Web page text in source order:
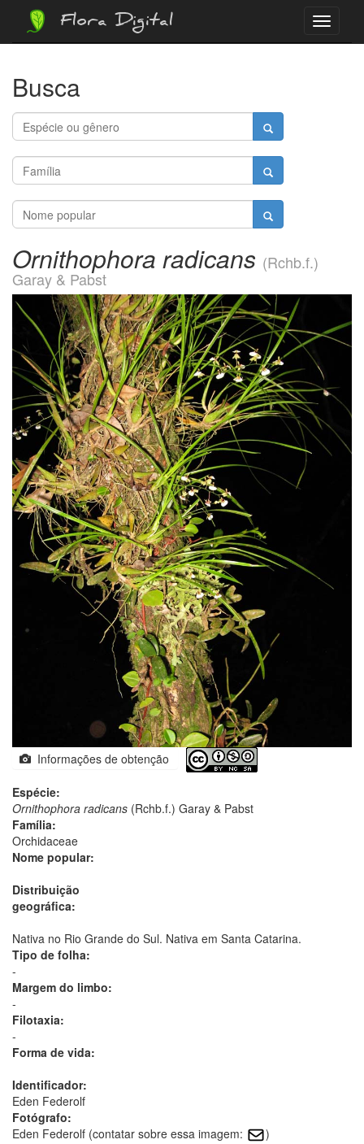
Menu
Flora Digital
Busca
Ornithophora radicans (Rchb.f.)
Garay & Pabst
Informações de obtenção
Espécie:
Ornithophora radicans (Rchb.f.) Garay & Pabst
Família:
Orchidaceae
Nome popular:
Distribuição
geográfica:
Nativa no Rio Grande do Sul. Nativa em Santa Catarina.
Tipo de folha:
-
Margem do limbo:
-
Filotaxia:
-
Forma de vida:
Identificador:
Eden Federolf
Fotógrafo:
Eden Federolf (contatar sobre essa imagem:
)